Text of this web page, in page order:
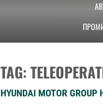
TAG:
HYUNDAI MOTOR